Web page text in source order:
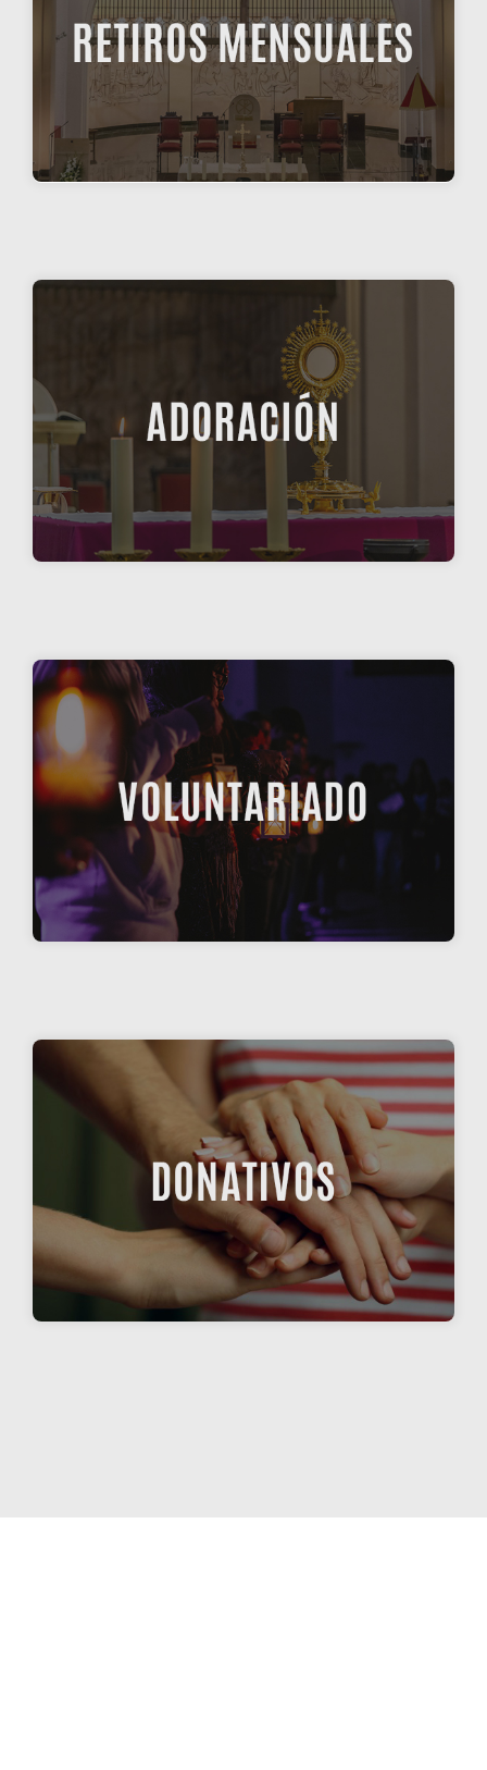
La Vicaría para el Cerro de los Ángeles va a
ofrecer, por cuarto año con...
RETIROS MENSUALES
ADORACIÓN PERMANENTE
Inscríbete a un turno de una hora semanal de
ADORACIÓN
ADORACIÓN PERMANENTE
HAZTE VOLUNTARI@
Colabora en la misión de la Iglesia católica en
el Cerro de los Ángeles
VOLUNTARIADO
DONATIVOS
Donativos y aportaciones | CERRO 2030
DONATIVOS